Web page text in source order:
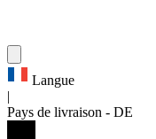
Langue
Pays de livraison - DE